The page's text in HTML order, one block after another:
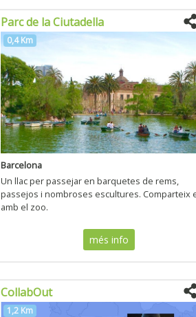
Parc de la Ciutadella
0,4 Km
Barcelona
Un llac per passejar en barquetes de rems,
passejos i nombroses escultures. Comparteix
amb el zoo.
més info
CollabOut
1,2 Km